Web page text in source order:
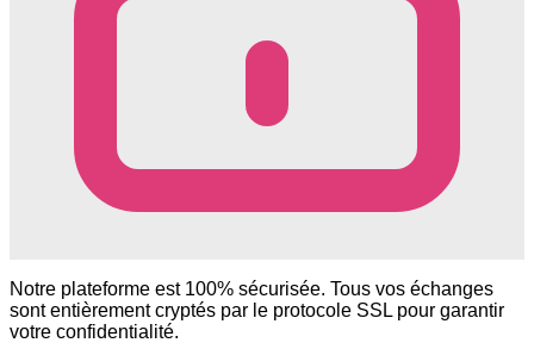
Notre plateforme est 100% sécurisée. Tous vos échanges
sont entièrement cryptés par le protocole SSL pour garantir
votre confidentialité.